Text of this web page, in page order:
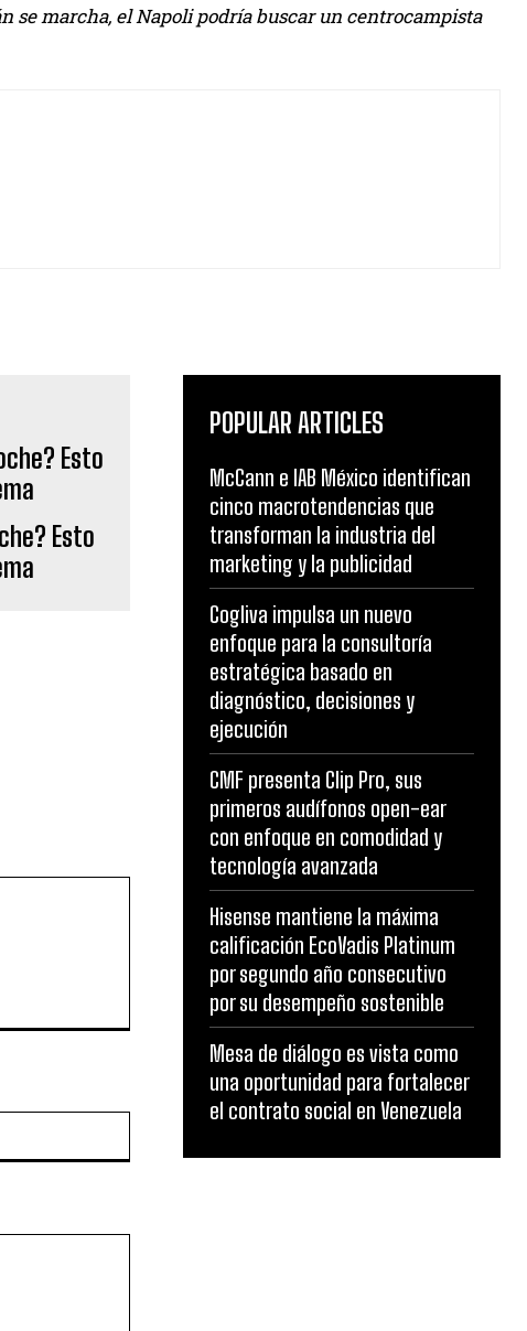
se marcha, el Napoli podría buscar un centrocampista
Esto
POPULAR ARTICLES
McCann e IAB México identifican
cinco macrotendencias que
transforman la industria del
marketing y la publicidad
Cogliva impulsa un nuevo
enfoque para la consultoría
estratégica basado en
diagnóstico, decisiones y
ejecución
CMF presenta Clip Pro, sus
primeros audífonos open-ear
con enfoque en comodidad y
tecnología avanzada
Hisense mantiene la máxima
calificación EcoVadis Platinum
por segundo año consecutivo
por su desempeño sostenible
Mesa de diálogo es vista como
una oportunidad para fortalecer
el contrato social en Venezuela